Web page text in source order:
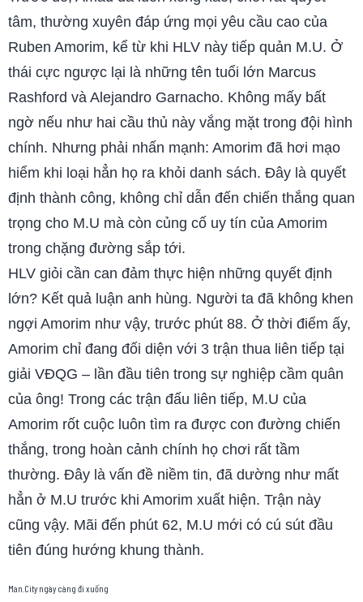
tâm, thường xuyên đáp ứng mọi yêu cầu cao của
Ruben Amorim, kể từ khi HLV này tiếp quản M.U. Ở
thái cực ngược lại là những tên tuổi lớn Marcus
Rashford và Alejandro Garnacho. Không mấy bất
ngờ nếu như hai cầu thủ này vắng mặt trong đội hình
chính. Nhưng phải nhấn mạnh: Amorim đã hơi mạo
hiểm khi loại hẳn họ ra khỏi danh sách. Đây là quyết
định thành công, không chỉ dẫn đến chiến thắng quan
trọng cho M.U mà còn củng cố uy tín của Amorim
trong chặng đường sắp tới.
HLV giỏi cần can đảm thực hiện những quyết định
lớn? Kết quả luận anh hùng. Người ta đã không khen
ngợi Amorim như vậy, trước phút 88. Ở thời điểm ấy,
Amorim chỉ đang đối diện với 3 trận thua liên tiếp tại
giải VĐQG – lần đầu tiên trong sự nghiệp cầm quân
của ông! Trong các trận đấu liên tiếp, M.U của
Amorim rốt cuộc luôn tìm ra được con đường chiến
thắng, trong hoàn cảnh chính họ chơi rất tầm
thường. Đây là vấn đề niềm tin, đã dường như mất
hẳn ở M.U trước khi Amorim xuất hiện. Trận này
cũng vậy. Mãi đến phút 62, M.U mới có cú sút đầu
tiên đúng hướng khung thành.
Man .City ngày càng đi xuống